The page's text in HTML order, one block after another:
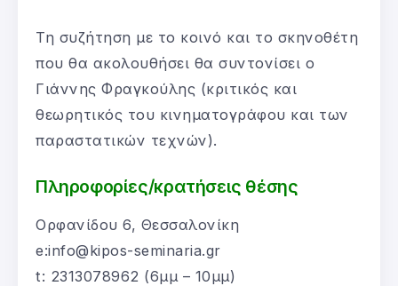
Τη συζήτηση με το κοινό και το σκηνοθέτη
που θα ακολουθήσει θα συντονίσει ο
Γιάννης Φραγκούλης (κριτικός και
θεωρητικός του κινηματογράφου και των
παραστατικών τεχνών).
Πληροφορίες/κρατήσεις θέσης
Ορφανίδου 6, Θεσσαλονίκη
e:info@kipos-seminaria.gr
t: 2313078962 (6μμ – 10μμ)